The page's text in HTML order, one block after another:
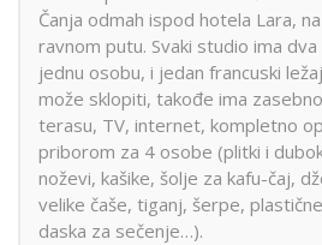
Čanja odmah ispod hotela Lara,
ravnom putu. Svaki studio ima
jednu osobu, i jedan francuski
može sklopiti, takođe ima
terasu, TV, internet, kompletno
priborom za 4 osobe (plitki i
noževi, kašike, šolje za kafu-čaj,
velike čaše, tiganj, šerpe,
daska za sečenje…).